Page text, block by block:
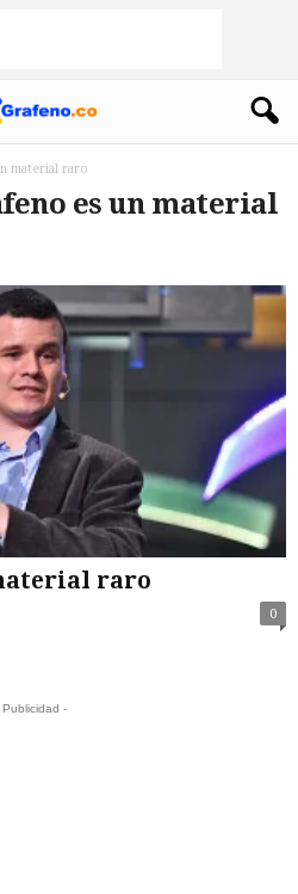
material raro
es un material
raro
0
Publicidad -